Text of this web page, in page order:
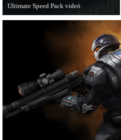
Ultimate Speed Pack videó
Már elérhető a Need for Speed Most
Wanted első nagyobb kiegészítő